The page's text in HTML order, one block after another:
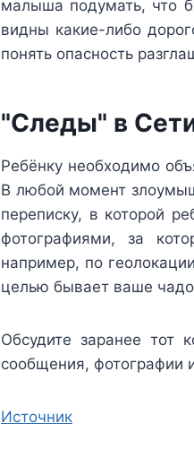
малыша подумать, что
видны какие-либо
понять опасность
"Следы" в
Ребёнку необходимо
В любой момент
переписку, в которой
фотографиями, за
например, по
целью бывает ваше
Обсудите заранее тот
сообщения, фотографии
Источник